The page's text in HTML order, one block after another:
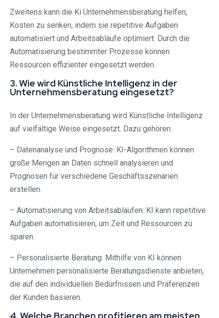
Zweitens kann die Ki Unternehmensberatung helfen,
Kosten zu senken, indem sie repetitive Aufgaben
automatisiert und Arbeitsabläufe optimiert. Durch die
Automatisierung bestimmter Prozesse können
Ressourcen effizienter eingesetzt werden.
3. Wie wird Künstliche Intelligenz in der
Unternehmensberatung eingesetzt?
In der Unternehmensberatung wird Künstliche Intelligenz
auf vielfältige Weise eingesetzt. Dazu gehören:
– Datenanalyse und Prognose: KI-Algorithmen können
große Mengen an Daten schnell analysieren und
Prognosen für verschiedene Geschäftsszenarien
erstellen.
– Automatisierung von Arbeitsabläufen: KI kann repetitive
Aufgaben automatisieren, um Zeit und Ressourcen zu
sparen.
– Personalisierte Beratung: Mithilfe von KI können
Unternehmen personalisierte Beratungsdienste anbieten,
die auf den individuellen Bedürfnissen und Präferenzen
der Kunden basieren.